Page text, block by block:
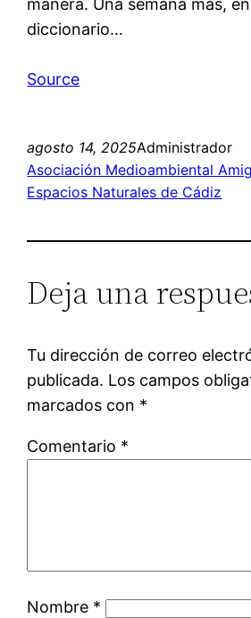
manera. Una semana más,
diccionario…
Source
agosto 14, 2025Administrador
Asociación Medioambiental
Espacios Naturales de Cádiz
Deja una
Tu dirección de correo
publicada. Los campos
marcados con *
Comentario *
Nombre *